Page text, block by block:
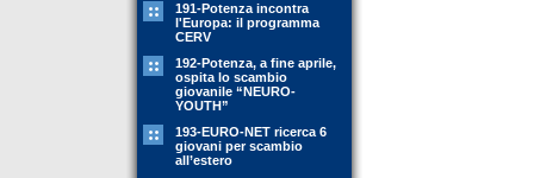
191-Potenza incontra
l'Europa: il programma
CERV
192-Potenza, a fine aprile,
ospita lo scambio
giovanile “NEURO-
YOUTH”
193-EURO-NET ricerca 6
giovani per scambio
all’estero